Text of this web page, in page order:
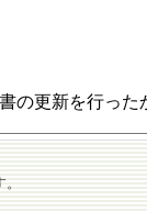
。